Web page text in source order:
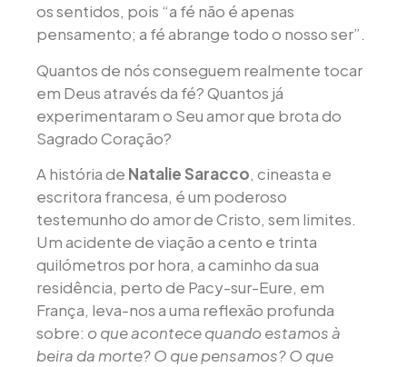
os sentidos, pois “a fé não é apenas
pensamento; a fé abrange todo o nosso ser”.
Quantos de nós conseguem realmente tocar
em Deus através da fé? Quantos já
experimentaram o Seu amor que brota do
Sagrado Coração?
A história de Natalie Saracco, cineasta e
escritora francesa, é um poderoso
testemunho do amor de Cristo, sem limites.
Um acidente de viação a cento e trinta
quilómetros por hora, a caminho da sua
residência, perto de Pacy-sur-Eure, em
França, leva-nos a uma reflexão profunda
sobre: o que acontece quando estamos à
beira da morte?O que pensamos? O que